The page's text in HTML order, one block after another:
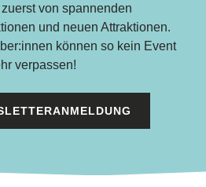
von spannenden
und neuen Attraktionen.
können so kein Event
verpassen!